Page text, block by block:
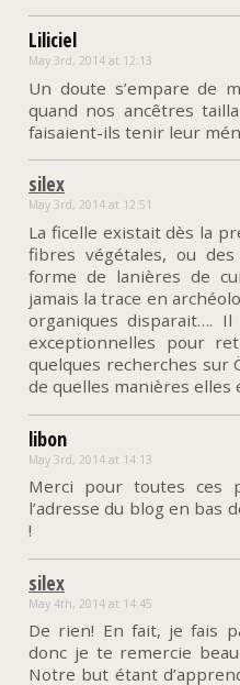
Liliciel
May 3rd, 2014 at 12:13
Un doute s’empare de
quand nos ancêtres
faisaient-ils tenir leur
silex
May 3rd, 2014 at 12:51
La ficelle existait dès la
fibres végétales, ou
forme de lanières de
jamais la trace en
organiques disparait….
exceptionnelles pour
quelques recherches sur
de quelles manières elles
libon
May 3rd, 2014 at 14:13
Merci pour toutes ces
l’adresse du blog en bas
!
silex
May 4th, 2014 at 14:45
De rien! En fait, je fais
donc je te remercie
Notre but étant